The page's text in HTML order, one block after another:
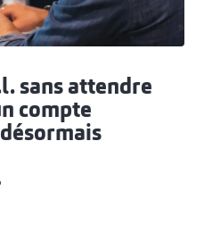
sans attendre
compte